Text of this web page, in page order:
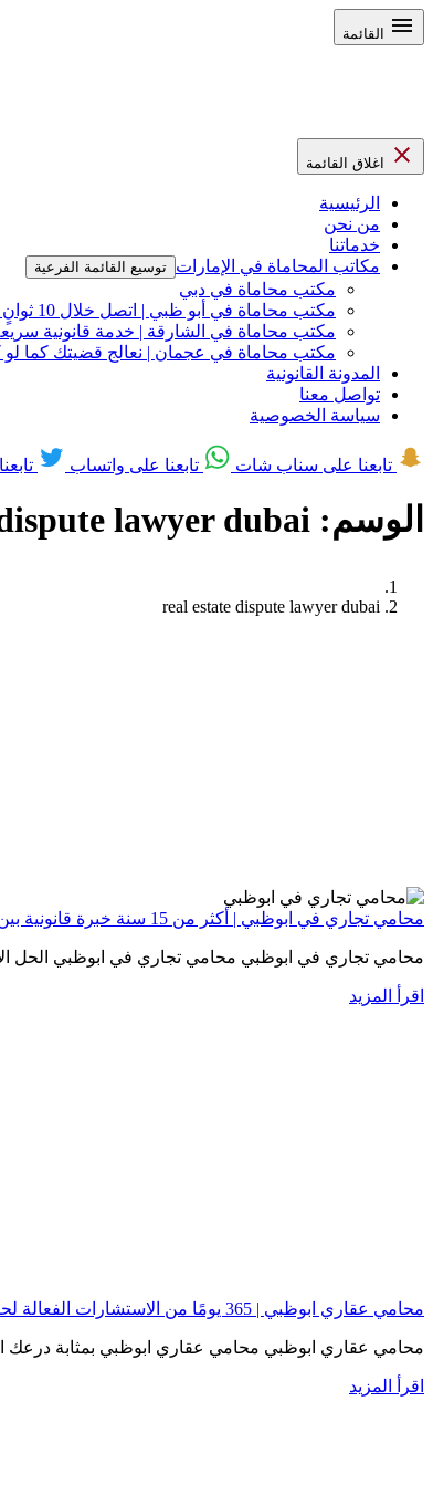
القائمة
اغلاق القائمة
الرئيسية
من نحن
خدماتنا
مكاتب المحاماة في الإمارات توسيع القائمة الفرعية
مكتب محاماة في دبي
مكتب محاماة في أبو ظبي | اتصل خلال 10 ثوانٍ واحصل على دعم قانوني مباشر
مكتب محاماة في الشارقة | خدمة قانونية سريعة في
مكتب محاماة في عجمان | نعالج قضيتك كما لو كانت رقم 1 في
المدونة القانونية
تواصل معنا
سياسة الخصوصية
تابعنا على سناب شات تابعنا على واتساب
الوسم: lawyer dubai
real estate dispute lawyer dubai
محامي تجاري في ابوظبي | أكثر من 15 سنة خبرة قانونية بين يديك
محامي تجاري في ابوظبي محامي تجاري في ابوظبي الحل
اقرأ المزيد
محامي عقاري ابوظبي | 365 يومًا من الاستشارات الفعالة لحمايتك القانونية
محامي عقاري ابوظبي محامي عقاري ابوظبي بمثابة درعك
اقرأ المزيد